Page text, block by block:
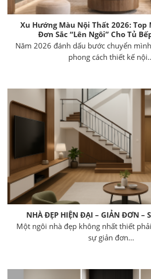
Xu Hướng Màu Nội Thất 2026: Top
Đơn Sắc “Lên Ngôi” Cho Tủ
Năm 2026 đánh dấu bước chuyển
phong cách thiết kế
NHÀ ĐẸP HIỆN ĐẠI – GIẢN ĐƠN –
Một ngôi nhà đẹp không nhất thiết
sự giản đơn...